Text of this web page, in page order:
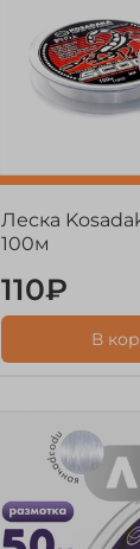
Леска
100м
110₽
В